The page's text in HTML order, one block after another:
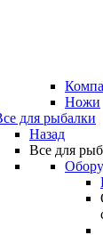
Ножи
для рыбалки
Назад
Все для